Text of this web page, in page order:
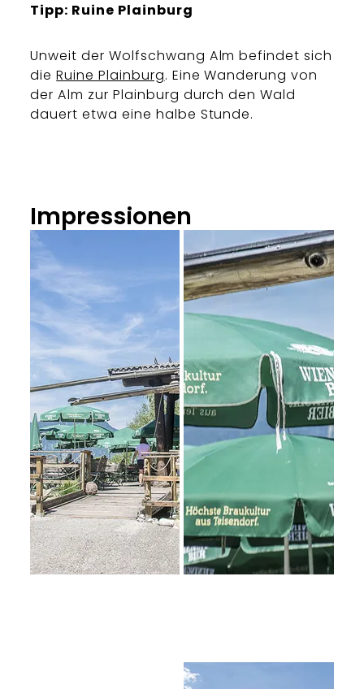
Tipp: Ruine Plainburg
Unweit der Wolfschwang Alm befindet sich
dieRuine Plainburg. Eine Wanderung von
der Alm zur Plainburg durch den Wald
dauert etwa eine halbe Stunde.
Impressionen